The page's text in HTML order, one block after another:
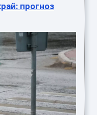
прогноз